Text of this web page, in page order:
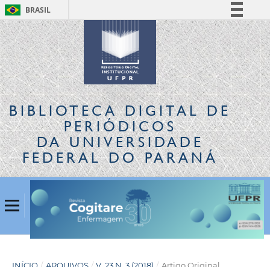
BRASIL
Simplifique!
Comunica BR
Participe
Acesso à informação
Legislação
Canais
BIBLIOTECA DIGITALDE
PERIÓDICOS
DA UNIVERSIDADE
FEDERAL DO PARANÁ